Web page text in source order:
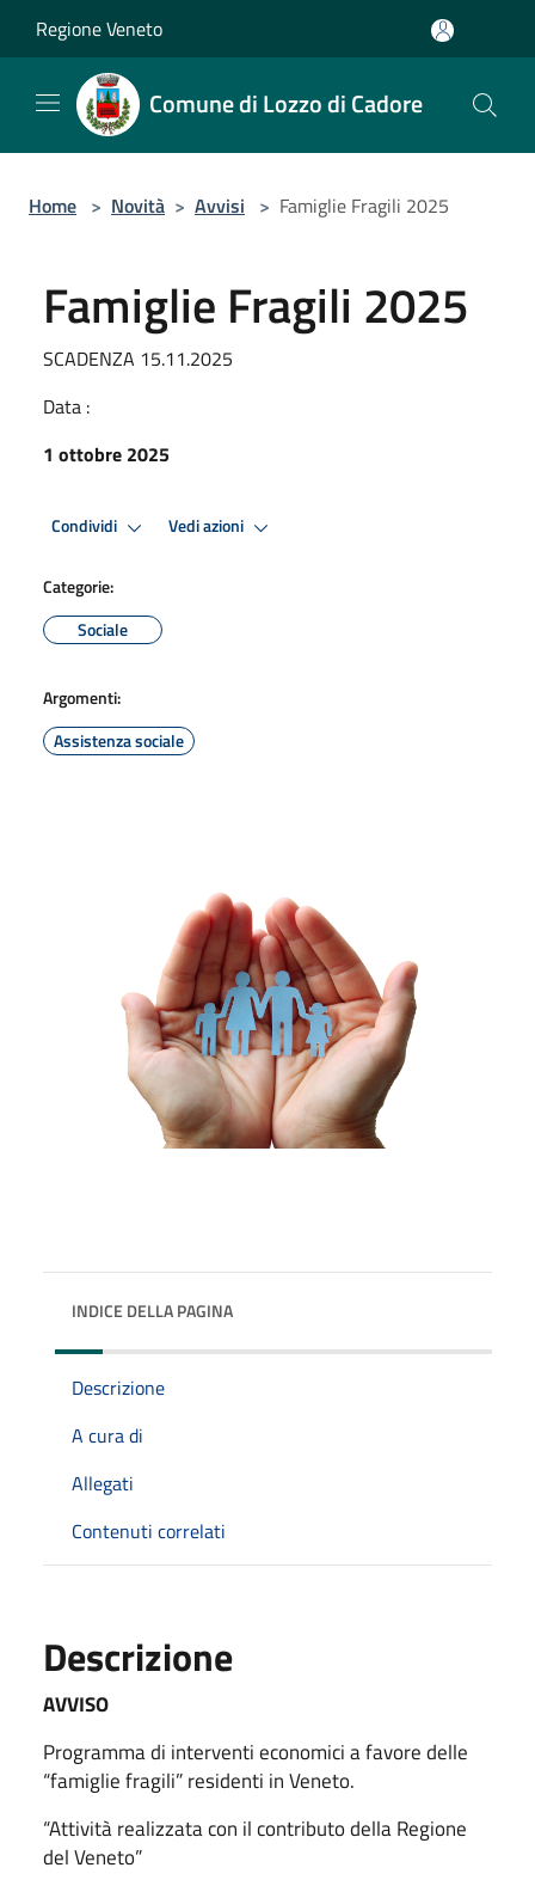
Regione Veneto
Comune di Lozzo di Cadore
Home > Novità > Avvisi > Famiglie Fragili 2025
Famiglie Fragili 2025
SCADENZA 15.11.2025
Data :
1 ottobre 2025
Condividi Vedi azioni
Categorie:
Sociale
Argomenti:
Assistenza sociale
INDICE DELLA PAGINA
Descrizione
A cura di
Allegati
Contenuti correlati
Descrizione
AVVISO
Programma di interventi economici a favore delle
“famiglie fragili” residenti in Veneto.
“Attività realizzata con il contributo della Regione
del Veneto”